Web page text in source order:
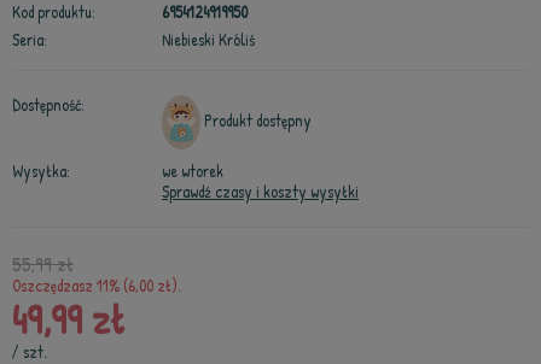
Kod produktu:
6954124919950
Seria:
Niebieski Króliś
Dostępność:
Produkt dostępny
Wysyłka:
we wtorek
Sprawdź czasy i koszty wysyłki
55,99 zł
Oszczędzasz 11% (6,00 zł).
49,99 zł
/ szt.